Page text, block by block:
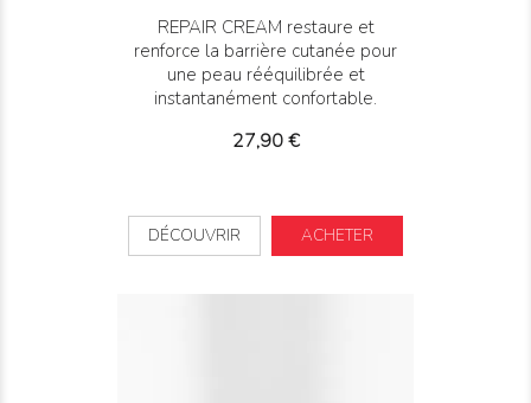
REPAIR CREAM restaure et
renforce la barrière cutanée pour
une peau rééquilibrée et
instantanément confortable.
Prix
27,90 €
DÉCOUVRIR ACHETER